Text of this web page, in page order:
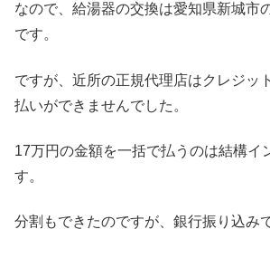
なので、給湯器の交換は愛知県新城市
です。
ですが、近所の正規代理店はクレジッ
払いができませんでした。
17万円の金額を一括で払うのは結構イ
す。
分割もできたのですが、銀行振り込み